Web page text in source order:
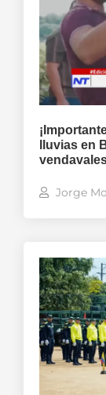
lluvias en
Jorge